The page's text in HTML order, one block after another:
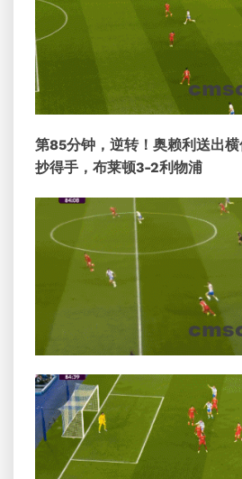
第85分钟，逆转！奥赖利送出
抄得手，布莱顿3-2利物浦